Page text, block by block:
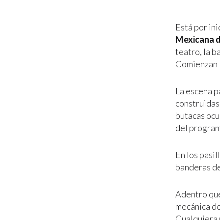
Está por
Mexicana
teatro, la
Comienzan
La escena
butacas
del
En los
banderas
Adentro
mecánica